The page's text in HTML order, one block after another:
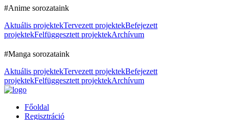
#Anime sorozataink
Aktuális projektekTervezett projektekBefejezett
projektekFelfüggesztett projektekArchívum
#Manga sorozataink
Aktuális projektekTervezett projektekBefejezett
projektekFelfüggesztett projektekArchívum
Főoldal
Regisztráció